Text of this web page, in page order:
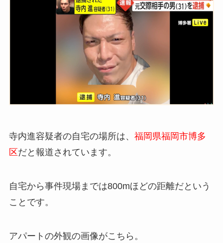
寺内進容疑者の自宅の場所は、 福岡県福岡市博多
区だと報道されています。
自宅から事件現場までは800mほどの距離だという
ことです。
アパートの外観の画像がこちら。